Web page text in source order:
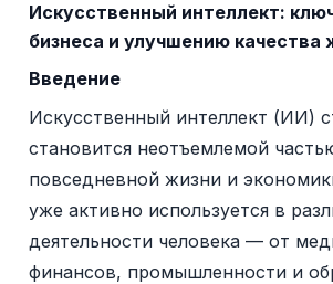
Искусственный интеллект:
бизнеса и улучшению качества
Введение
Искусственный интеллект (ИИ)
становится неотъемлемой
повседневной жизни и
уже активно используется в
деятельности человека — от
финансов, промышленности и